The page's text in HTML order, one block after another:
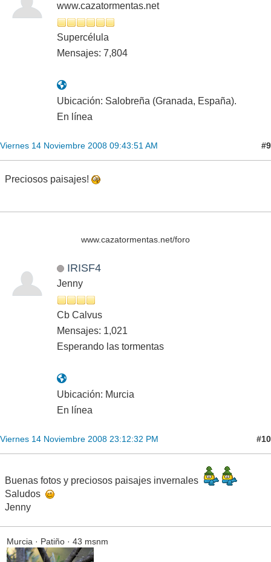
www.cazatormentas.net
Supercélula
Mensajes: 7,804
Ubicación: Salobreña (Granada, España).
En línea
Viernes 14 Noviembre 2008 09:43:51 AM #9
Preciosos paisajes!
www.cazatormentas.net/foro
IRISF4
Jenny
Cb Calvus
Mensajes: 1,021
Esperando las tormentas
Ubicación: Murcia
En línea
Viernes 14 Noviembre 2008 23:12:32 PM #10
Buenas fotos y preciosos paisajes invernales
Saludos
Jenny
Murcia · Patiño · 43 msnm